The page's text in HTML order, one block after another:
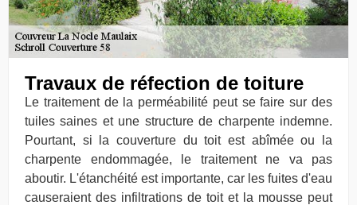
Travaux de réfection de toiture
Le traitement de la perméabilité peut se faire sur des
tuiles saines et une structure de charpente indemne.
Pourtant, si la couverture du toit est abîmée ou la
charpente endommagée, le traitement ne va pas
aboutir. L'étanchéité est importante, car les fuites d'eau
causeraient des infiltrations de toit et la mousse peut